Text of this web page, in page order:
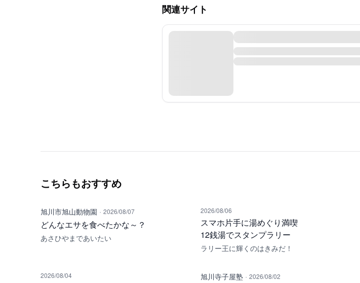
関連サイト
こちらもおすすめ
旭川市旭山動物園 · 2026/08/07
どんなエサを食べたかな～？
あさひやまであいたい
2026/08/06
スマホ片手に湯めぐり満喫
12銭湯でスタンプラリー
ラリー王に輝くのはきみだ！
2026/08/04 旭川寺子屋塾 · 2026/08/02